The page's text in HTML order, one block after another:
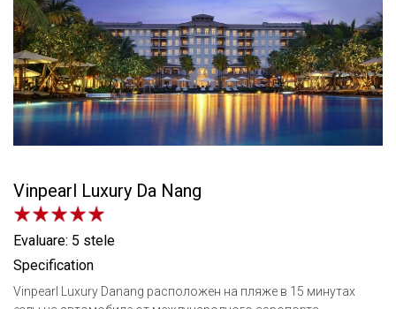
Vinpearl Luxury Da Nang
Evaluare: 5 stele
Specification
Vinpearl Luxury Danang расположен на пляже в 15 минутах